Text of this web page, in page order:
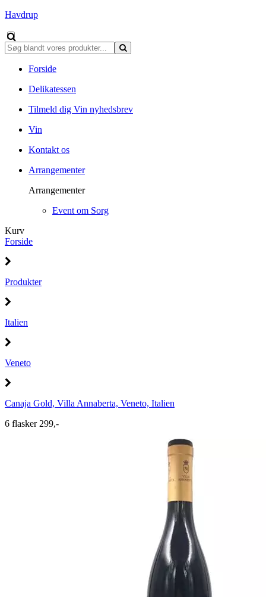
Havdrup
Forside
Delikatessen
Tilmeld dig Vin nyhedsbrev
Vin
Kontakt os
Arrangementer
Arrangementer
Event om Sorg
Kurv
Forside
Produkter
Italien
Veneto
Canaja Gold, Villa Annaberta, Veneto, Italien
6 flasker 299,-